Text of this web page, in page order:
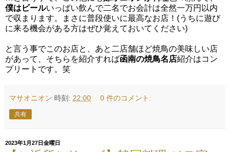
僕はビールいっぱい飲んで二名でお会計は全然一万円以内
で収まります。まさに普段使いに最高なお店！(うちに遊び
に来る機会がある方はぜひ覚えておいてください)
と言う事でこのお店と、あと二店舗ほど焼鳥の美味しい店
があって、そちらを紹介すれば函南の焼鳥名店紹介はコン
プリートです。笑
マサオニオン 時刻: 22:00 0 件のコメント:
共有
2023年1月27日金曜日